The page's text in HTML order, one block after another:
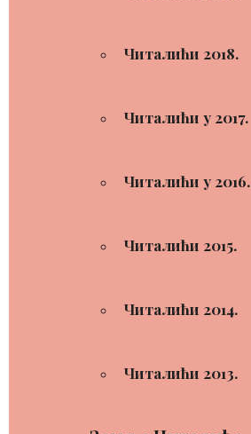
Читалићи 2018.
Читалићи у 2017.
Читалићи у 2016.
Читалићи 2015.
Читалићи 2014.
Читалићи 2013.